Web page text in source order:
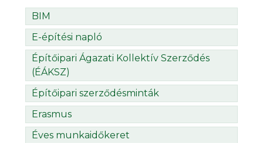
BIM
E-építési napló
Építőipari Ágazati Kollektív Szerződés
(ÉÁKSZ)
Építőipari szerződésminták
Erasmus
Éves munkaidőkeret